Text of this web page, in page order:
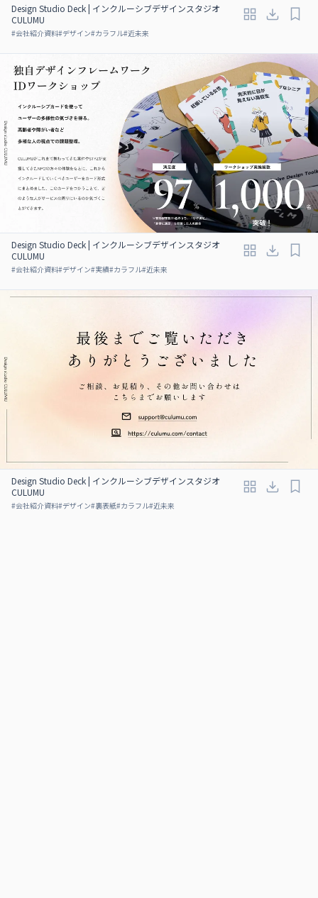
Design Studio Deck | インクルーシブデザインスタジオ
CULUMU
#会社紹介資料#デザイン#カラフル#近未来
Design Studio Deck | インクルーシブデザインスタジオ
CULUMU
#会社紹介資料#デザイン#実績#カラフル#近未来
Design Studio Deck | インクルーシブデザインスタジオ
CULUMU
#会社紹介資料#デザイン#裏表紙#カラフル#近未来